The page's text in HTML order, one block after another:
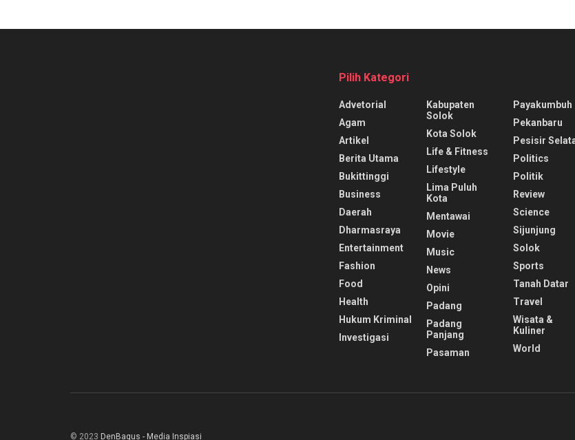
Pilih Kategori
Advetorial
Agam
Artikel
Berita Utama
Bukittinggi
Business
Daerah
Dharmasraya
Entertainment
Fashion
Food
Health
Hukum Kriminal
Investigasi
Kabupaten
Solok
Kota Solok
Life & Fitness
Lifestyle
Lima Puluh
Kota
Mentawai
Movie
Music
News
Opini
Padang
Padang
Panjang
Pasaman
Payakumbuh
Pekanbaru
Pesisir
Politics
Politik
Review
Science
Sijunjung
Solok
Sports
Tanah Datar
Travel
Wisata &
Kuliner
World
© 2023 DenBagus - Media Inspiasi